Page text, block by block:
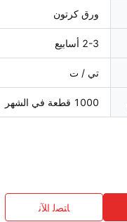
ورق كرتون
2-3 أسابيع
تي / ت
1000 قطعة في الشهر
ﺎﺘﺼﻟ ﺍﻶﻧ